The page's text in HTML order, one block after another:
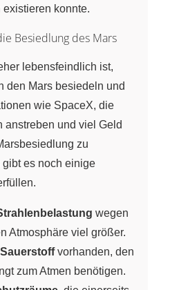
existieren konnte.
Besiedlung des Mars
lebensfeindlich ist,
den Mars besiedeln und
wie SpaceX, die
anstreben und viel Geld
zu
es noch einige
wegen
Atmosphäre viel größer.
Sauerstoffvorhanden, den
zum Atmen benötigen.